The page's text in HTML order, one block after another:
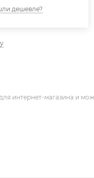
дешевле?
интернет-магазина и